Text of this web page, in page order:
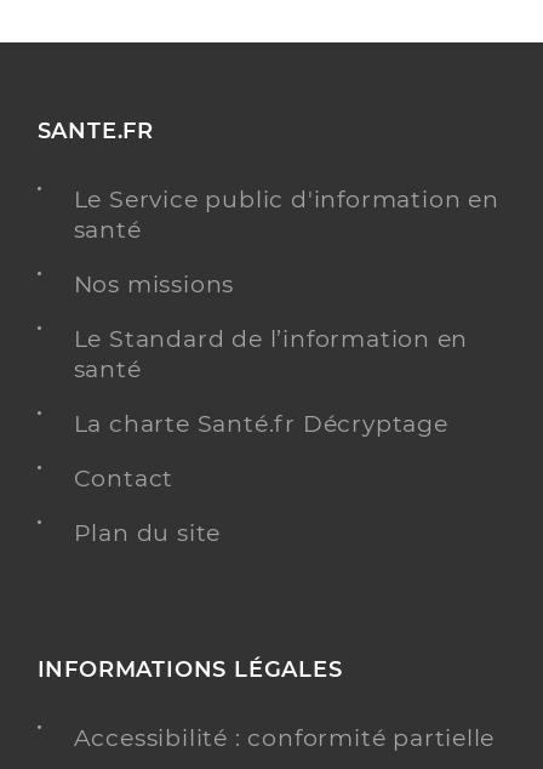
SANTE.FR
Le Service public d'information en
santé
Nos missions
Le Standard de l’information en
santé
La charte Santé.fr Décryptage
Contact
Plan du site
INFORMATIONS LÉGALES
Accessibilité : conformité partielle